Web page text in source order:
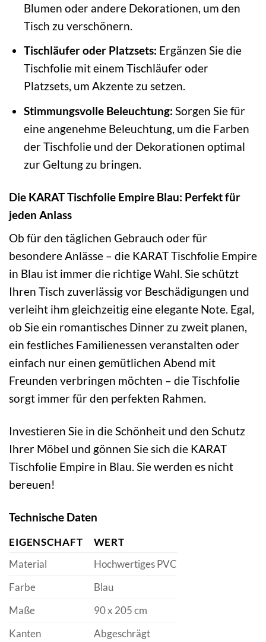
Blumen oder andere Dekorationen, um den
Tisch zu verschönern.
Tischläufer oder Platzsets: Ergänzen Sie die
Tischfolie mit einem Tischläufer oder
Platzsets, um Akzente zu setzen.
Stimmungsvolle Beleuchtung: Sorgen Sie für
eine angenehme Beleuchtung, um die Farben
der Tischfolie und der Dekorationen optimal
zur Geltung zu bringen.
Die KARAT Tischfolie Empire Blau: Perfekt für
jeden Anlass
Ob für den täglichen Gebrauch oder für
besondere Anlässe – die KARAT Tischfolie Empire
in Blau ist immer die richtige Wahl. Sie schützt
Ihren Tisch zuverlässig vor Beschädigungen und
verleiht ihm gleichzeitig eine elegante Note. Egal,
ob Sie ein romantisches Dinner zu zweit planen,
ein festliches Familienessen veranstalten oder
einfach nur einen gemütlichen Abend mit
Freunden verbringen möchten – die Tischfolie
sorgt immer für den perfekten Rahmen.
Investieren Sie in die Schönheit und den Schutz
Ihrer Möbel und gönnen Sie sich die KARAT
Tischfolie Empire in Blau. Sie werden es nicht
bereuen!
Technische Daten
EIGENSCHAFT
WERT
Material
Hochwertiges PVC
Farbe
Blau
Maße
90 x 205 cm
Kanten
Abgeschrägt